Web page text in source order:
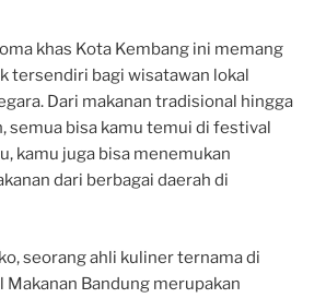
khas Kota Kembang ini memang
tersendiri bagi wisatawan lokal
Dari makanan tradisional hingga
semua bisa kamu temui di festival
kamu juga bisa menemukan
dari berbagai daerah di
seorang ahli kuliner ternama di
Makanan Bandung merupakan